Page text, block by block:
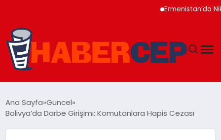
Ermenistan’da Nikol
GÜNDEM
Ana Sayfa Guncel
Bolivya’da Darbe Girişimi: Komutanlara Hapis Cezası